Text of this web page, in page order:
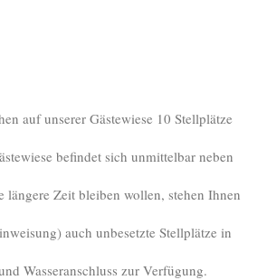
auf unserer Gästewiese 10 Stellplätze
befindet sich unmittelbar neben
längere Zeit bleiben wollen, stehen Ihnen
auch unbesetzte Stellplätze in
Wasseranschluss zur Verfügung.